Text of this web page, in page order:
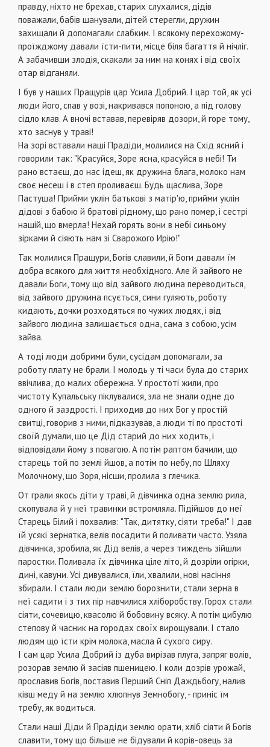
правду, ніхто не брехав, старих слухалися, дідів
поважали, бабів шанували, дітей стерегли, дружин
захищали й допомагали слабким. І всякому перехожому-
проїжджому давали їсти-пити, місце біля багаття й нічліг.
А забачивши злодія, скакали за ним на конях і від своїх
отар відганяли.
І був у наших Пращурів цар Усила Добрий. І цар той, як усі
люди його, спав у возі, накривався попоною, а під голову
сідло клав. А вночі вставав, перевіряв дозори, й горе тому,
хто заснув у траві!
На зорі вставали наші Прадіди, молилися на Схід ясний і
говорили так: "Красуйся, Зоре ясна, красуйся в небі! Ти
рано встаєш, до нас ідеш, як дружина блага, молоко нам
своє несеш і в степ проливаєш. Будь щаслива, Зоре
Пастуша! Прийми уклін батькові з матір'ю, прийми уклін
дідові з бабою й братові рідному, що рано помер, і сестрі
нашій, що вмерла! Нехай горять вони в небі синьому
зірками й сіяють нам зі Сварожого Ирію!"
Так молилися Пращури, Богів славили, й Боги давали їм
добра всякого для життя необхідного. Але й зайвого не
давали Боги, тому що від зайвого людина переводиться,
від зайвого дружина псується, сини гуляють, роботу
кидають, дочки розходяться по чужих людях, і від
зайвого людина залишається одна, сама з собою, усім
зайва.
А тоді люди добрими були, сусідам допомагали, за
роботу плату не брали. І молодь у ті часи була до старих
ввічлива, до малих обережна. У простоті жили, про
чистоту Купальську піклувалися, зла не знали одне до
одного й заздрості. І приходив до них Бог у простій
свитці, говорив з ними, підказував, а люди ті по простоті
своїй думали, що це Дід старий до них ходить, і
відповідали йому з повагою. А потім раптом бачили, що
старець той по землі йшов, а потім по небу, по Шляху
Молочному, що Зоря, нісши, пролила з глечика.
От грали якось діти у траві, й дівчинка одна землю рила,
скопувала й у неї травинки встромляла. Підійшов до неї
Старець Білий і похвалив: "Так, дитятку, сіяти треба!" І дав
їй усякі зернятка, велів посадити й поливати часто. Узяла
дівчинка, зробила, як Дід велів, а через тиждень зійшли
паростки. Поливала їх дівчинка ціле літо, й дозріли огірки,
дині, кавуни. Усі дивувалися, їли, хвалили, нові насіння
збирали. І стали люди землю борознити, стали зерна в
неї садити і з тих пір навчилися хліборобству. Горох стали
сіяти, сочевицю, квасолю й бобовину всяку. А потім цибулю
степову й часник на городах своїх вирощували. І стало
людям що їсти крім молока, масла й сухого сиру.
І сам цар Усила Добрий із дуба вирізав плуга, запряг волів,
розорав землю й засіяв пшеницею. І коли дозрів урожай,
прославив Богів, поставив Перший Сніп Даждьбогу, налив
ківш меду й на землю хлюпнув Земнобогу, - приніс їм
требу, як водиться.
Стали наші Діди й Прадіди землю орати, хліб сіяти й Богів
славити, тому що більше не бідували й корів-овець за